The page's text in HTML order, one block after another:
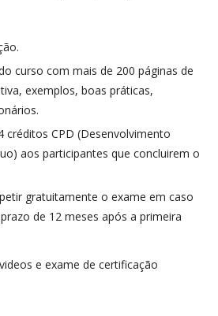
curso com mais de 200 páginas de
exemplos, boas práticas,
créditos CPD (Desenvolvimento
aos participantes que concluirem o
gratuitamente o exame em caso
de 12 meses após a primeira
e exame de certificação